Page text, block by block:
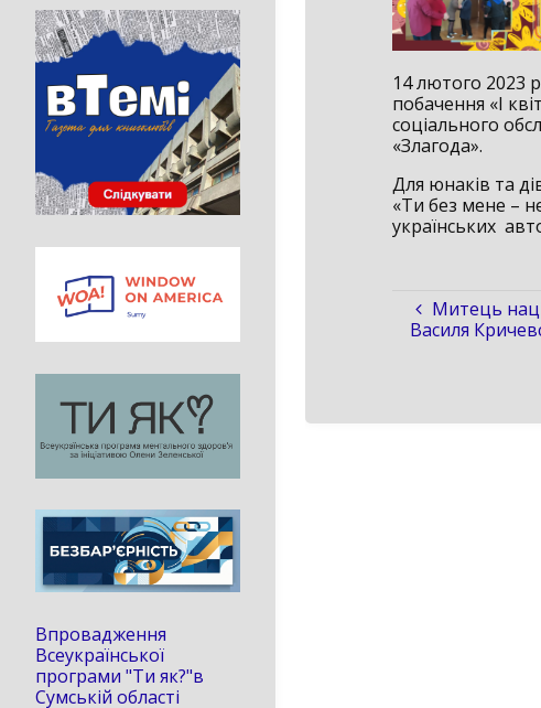
14 лютого 2023
побачення «І
соціального
«Злагода».
Для юнаків та
«Ти без мене –
українських
Митець
Василя
Впровадження
Всеукраїнської
програми "Ти як?"в
Сумській області